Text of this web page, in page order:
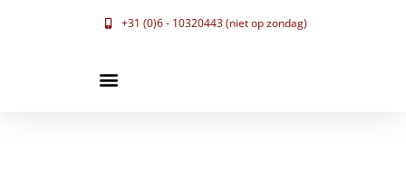
+31 (0)6 - 10320443 (niet op zondag)